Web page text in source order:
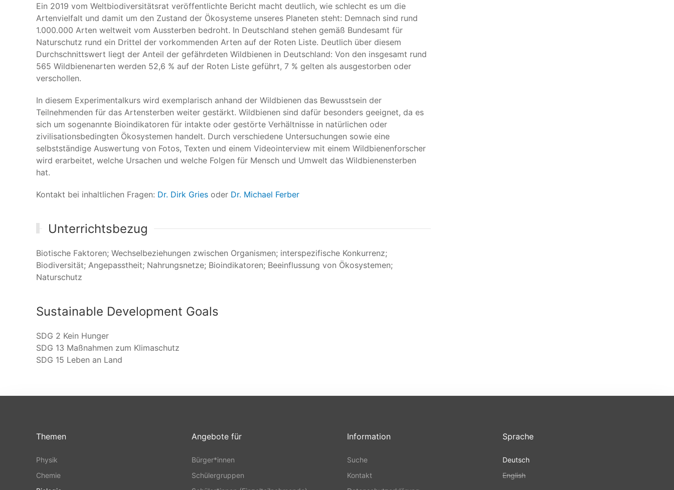
Ein 2019 vom Weltbiodiversitätsrat veröffentlichte Bericht macht deutlich, wie schlecht es um die
Artenvielfalt und damit um den Zustand der Ökosysteme unseres Planeten steht: Demnach sind rund
1.000.000 Arten weltweit vom Aussterben bedroht. In Deutschland stehen gemäß Bundesamt für
Naturschutz rund ein Drittel der vorkommenden Arten auf der Roten Liste. Deutlich über diesem
Durchschnittswert liegt der Anteil der gefährdeten Wildbienen in Deutschland: Von den insgesamt rund
565 Wildbienenarten werden 52,6 % auf der Roten Liste geführt, 7 % gelten als ausgestorben oder
verschollen.
In diesem Experimentalkurs wird exemplarisch anhand der Wildbienen das Bewusstsein der
Teilnehmenden für das Artensterben weiter gestärkt. Wildbienen sind dafür besonders geeignet, da es
sich um sogenannte Bioindikatoren für intakte oder gestörte Verhältnisse in natürlichen oder
zivilisationsbedingten Ökosystemen handelt. Durch verschiedene Untersuchungen sowie eine
selbstständige Auswertung von Fotos, Texten und einem Videointerview mit einem Wildbienenforscher
wird erarbeitet, welche Ursachen und welche Folgen für Mensch und Umwelt das Wildbienensterben
hat.
Kontakt bei inhaltlichen Fragen: Dr. Dirk Gries oder Dr. Michael Ferber
Unterrichtsbezug
Biotische Faktoren; Wechselbeziehungen zwischen Organismen; interspezifische Konkurrenz;
Biodiversität; Angepasstheit; Nahrungsnetze; Bioindikatoren; Beeinflussung von Ökosystemen;
Naturschutz
Sustainable Development Goals
SDG 2 Kein Hunger
SDG 13 Maßnahmen zum Klimaschutz
SDG 15 Leben an Land
Themen
Physik
Chemie
Angebote für
Bürger*innen
Schülergruppen
Information
Suche
Kontakt
Sprache
Deutsch
English